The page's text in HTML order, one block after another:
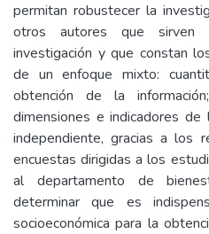
permitan robustecer la
otros autores que sirven
investigación y que constan
de un enfoque mixto:
obtención de la
dimensiones e indicadores
independiente, gracias a los
encuestas dirigidas a los
al departamento de
determinar que es
socioeconómica para la